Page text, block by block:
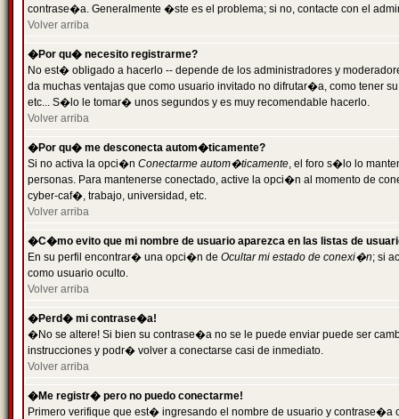
contrase�a. Generalmente �ste es el problema; si no, contacte con el
Volver arriba
�Por qu� necesito registrarme?
No est� obligado a hacerlo -- depende de los administradores y
da muchas ventajas que como usuario invitado no difrutar�a, como tener
etc... S�lo le tomar� unos segundos y es muy recomendable hacerlo.
Volver arriba
�Por qu� me desconecta autom�ticamente?
Si no activa la opci�n Conectarme autom�ticamente, el foro s�lo lo
personas. Para mantenerse conectado, active la opci�n al momento de
cyber-caf�, trabajo, universidad, etc.
Volver arriba
�C�mo evito que mi nombre de usuario aparezca en las listas de
En su perfil encontrar� una opci�n de Ocultar mi estado de conexi�n; si
como usuario oculto.
Volver arriba
�Perd� mi contrase�a!
�No se altere! Si bien su contrase�a no se le puede enviar puede ser
instrucciones y podr� volver a conectarse casi de inmediato.
Volver arriba
�Me registr� pero no puedo conectarme!
Primero verifique que est� ingresando el nombre de usuario y